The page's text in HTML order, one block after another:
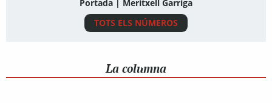
Portada | Meritxell Garriga
TOTS ELS NÚMEROS
La columna